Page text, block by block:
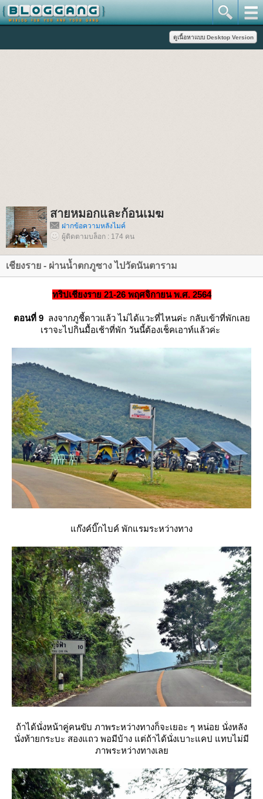
สายหมอกและก้อนเมฆ
ฝากข้อความหลังไมค์
ผู้ติดตามบล็อก : 174 คน
เชียงราย - ผ่านน้ำตกภูซาง ไปวัดนันตาราม
ทริปเชียงราย 21-26 พฤศจิกายน พ.ศ. 2564
ตอนที่ 9ลงจากภูชี้ดาวแล้ว ไม่ได้แวะที่ไหนค่ะ กลับเข้าที่พักเล
เราจะไปกินมื้อเช้าที่พัก วันนี้ต้องเช็คเอาท์แล้วค่ะ
ก๊งค์บิ๊กไบค์ พักแรมระหว่างทาง
ถ้าได้นั่งหน้าคู่คนขับ ภาพระหว่างทางก็จะเยอะ ๆ หน่อย นั่งหลัง
นั่งท้ายกระบะ สองแถว พอมีบ้าง แต่ถ้าได้นั่งเบาะแคป แทบไม่มี
ภาพระหว่างทางเล